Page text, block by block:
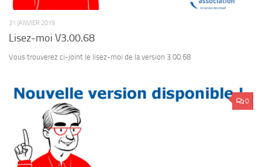
31 JANVIER 2019
Lisez-moi V3.00.68
Vous trouverez ci-joint le lisez-moi de la version 3.00.68
0